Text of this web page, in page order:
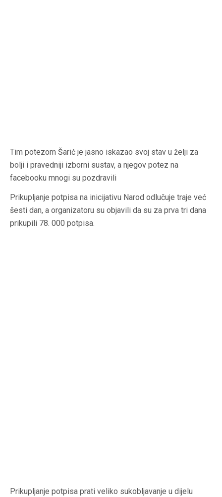
Tim potezom Šarić je jasno iskazao svoj stav u želji za
bolji i pravedniji izborni sustav, a njegov potez na
facebooku mnogi su pozdravili
Prikupljanje potpisa na inicijativu Narod odlučuje traje već
šesti dan, a organizatoru su objavili da su za prva tri dana
prikupili 78. 000 potpisa.
Prikupljanje potpisa prati veliko sukobljavanje u dijelu